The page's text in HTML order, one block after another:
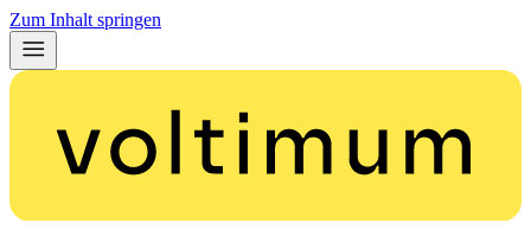
Zum Inhalt springen